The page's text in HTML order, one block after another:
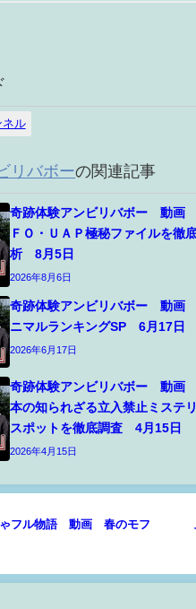
ネル
リバボーの関連記事
奇跡体験アンビリバボー 動画
ＦＯ・ＵＡＰ極秘ファイルを徹
析 8月5日
2026年8月6日
奇跡体験アンビリバボー 動画
ニマルランキングSP 6月17日
2026年6月17日
奇跡体験アンビリバボー 動画
本の知られざる立入禁止ミステ
スポットを徹底調査 4月15日
2026年4月15日
ゃフル物語 動画 春のモフ